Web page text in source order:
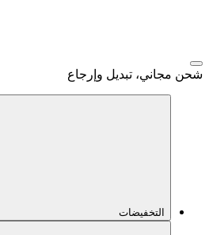
شحن مجاني، تبديل وإرجاع
التخفيضات